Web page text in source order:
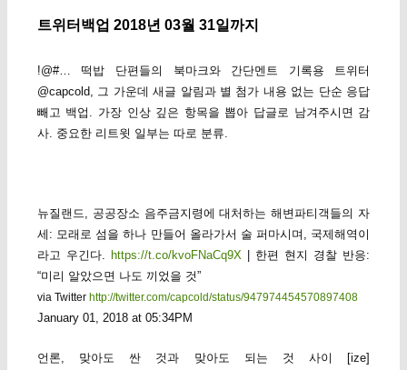
트위터백업 2018년 03월 31일까지
!@#… 떡밥 단편들의 북마크와 간단멘트 기록용 트위터
@capcold, 그 가운데 새글 알림과 별 첨가 내용 없는 단순 응답
빼고 백업. 가장 인상 깊은 항목을 뽑아 답글로 남겨주시면 감
사. 중요한 리트윗 일부는 따로 분류.
뉴질랜드, 공공장소 음주금지령에 대처하는 해변파티객들의 자
세: 모래로 섬을 하나 만들어 올라가서 술 퍼마시며, 국제해역이
라고 우긴다.
https://t.co/kvoFNaCq9X | 한편 현지 경찰 반응:
“미리 알았으면 나도 끼었을 것”
via Twitter http://twitter.com/capcold/status/947974454570897408
January 01, 2018 at 05:34PM
언론, 맞아도 싼 것과 맞아도 되는 것 사이 [ize]